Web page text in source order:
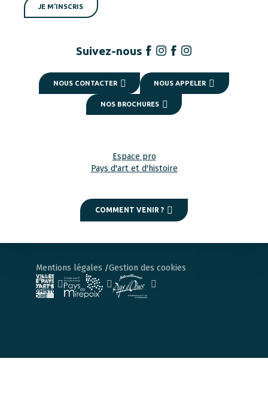
JE M'INSCRIS
Suivez-nous
NOUS CONTACTER NOUS APPELER
NOS BROCHURES
Espace pro
Pays d'art et d'histoire
COMMENT VENIR ?
Mentions légales Gestion des cookies